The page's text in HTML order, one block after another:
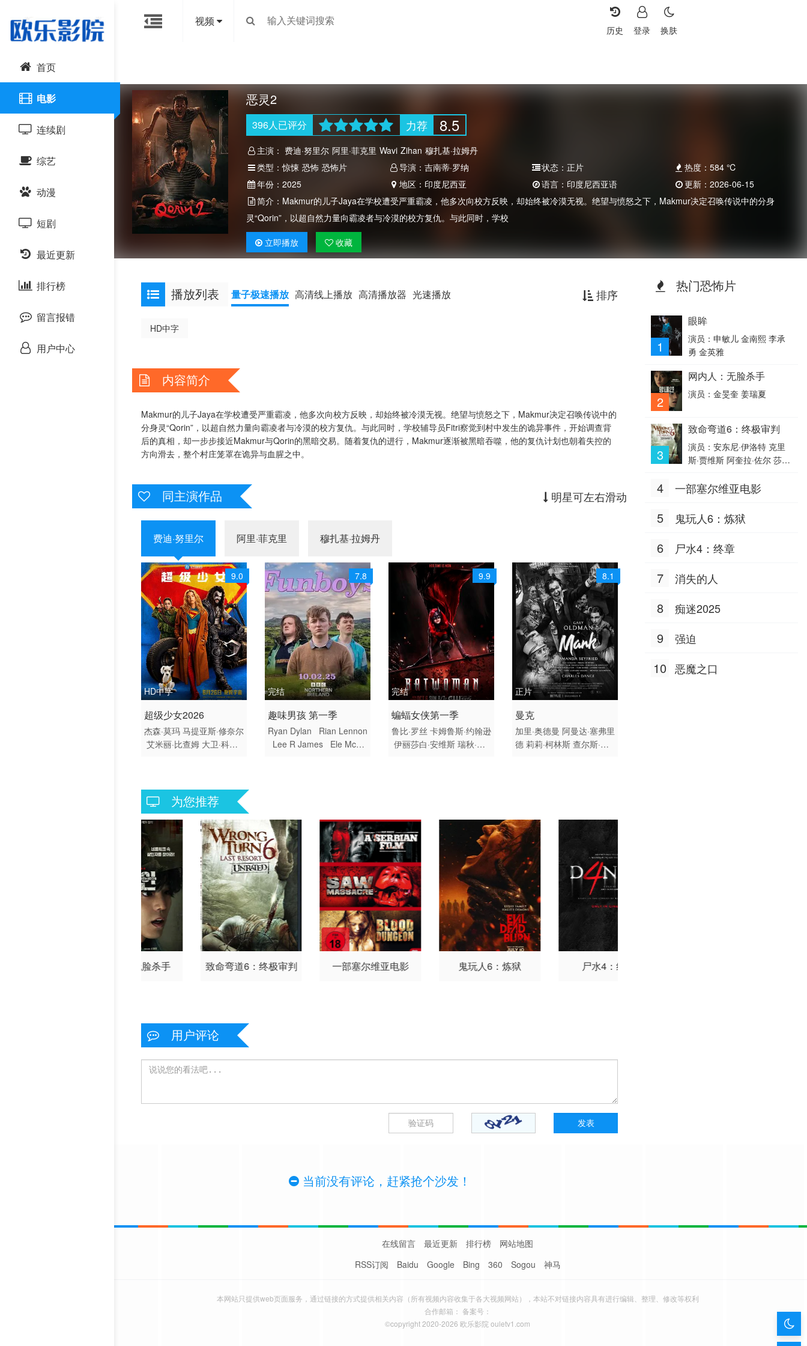
视频
换肤
登录
历史
首页
电影
连续剧
国产剧
港台剧
日韩剧
欧美剧
泰国剧
综艺
大陆综艺
日韩综艺
港台综艺
欧美综艺
动漫
国产动漫
日韩动漫
欧美动漫
短剧
最近更新
排行榜
留言报错
用户中心
恶灵2
396人已评分 力荐 8.5
主演： 费迪·努里尔 阿里·菲克里 Wavi Zihan 穆扎基·拉姆丹
类型：惊悚 恐怖 恐怖片 导演：吉南蒂·罗纳 状态：正片 热度： 584℃
年份： 2025 地区： 印度尼西亚 语言： 印度尼西亚语 更新： 2026-06-15
简介： Makmur的儿子Jaya在学校遭受严重霸凌，他多次向校方反映，却始终被冷漠无视。绝望与愤怒之下，Makmur决定召唤传说中的分身
灵“Qorin”，以超自然力量向霸凌者与冷漠的校方复仇。与此同时，学校
立即播放 收藏
播放列表 排序
量子极速播放 高清线上播放 高清播放器 光速播放
HD中字
内容简介
Makmur的儿子Jaya在学校遭受严重霸凌，他多次向校方反映，却始终被冷漠无视。绝望与愤怒之下，Makmur决定召唤传说中的
分身灵“Qorin”，以超自然力量向霸凌者与冷漠的校方复仇。与此同时，学校辅导员Fitri察觉到村中发生的诡异事件，开始调查背
后的真相，却一步步接近Makmur与Qorin的黑暗交易。随着复仇的进行，Makmur逐渐被黑暗吞噬，他的复仇计划也朝着失控的
方向滑去，整个村庄笼罩在诡异与血腥之中。
同主演作品 明星可左右滑动
费迪·努里尔 阿里·菲克里 穆扎基·拉姆丹
9.0
HD中字
2026 / 美国 / 英语
美国 动作
超级少女2026
杰森·莫玛 马提亚斯·修奈尔
艾米丽·比查姆 大卫·科伦
迪南德·金斯利 伊芙·雷德利
7.8
完结
2025 / 英国 / 英语
欧美
趣味男孩 第一季
Ryan Dylan
Rian Lennon
Lee R James
Ele McKe
artin 凡妮莎·伊费迪奥拉
Walter Chigui
Brendan Q
uinn
9.9
完结
2019 / 美国 / 英语
剧情 动作 科幻 犯罪 欧美
蝙蝠女侠第一季
鲁比·罗丝 卡姆鲁斯·约翰逊
伊丽莎白·安维斯 瑞秋·斯
歇尔·摩根
莎琳·费迪南德
杰森·格里菲斯
泰勒·霍奇林
凯蒂·洛茨
加布里埃尔·曼
瑞秋·马休斯
凯瑟琳·麦克纳
马拉
8.1
正片
2020 / 美国 / 英语
剧情 传记
曼克
加里·奥德曼 阿曼达·塞弗里
德 莉莉·柯林斯 查尔斯·丹
艾维·约斯特 亚当·沙皮罗
费迪南德·金斯利
保罗·福克
斯
娜塔莉·丹尼斯·斯皮尔
里克·帕斯夸隆
保罗·卡拉夫
特斯 克里斯蒂安·普伦蒂斯
约翰·李·艾姆斯
金斯顿·凡
尔内斯
克莱格·罗伯特·扬
贾可琳·贝瑟尼
卡米尔·蒙哥
马利 克雷格·韦茨巴赫尔
安妮·汤姆森
达娜·林恩·拜
伦 斯图瓦特·斯科尔顿 克里
斯
为您推荐
网内人：无脸杀手 致命弯道6：终极审判 一部塞尔维亚电影 鬼玩人6：炼狱 尸水4：终章
用户评论
当前没有评论，赶紧抢个沙发！
热门恐怖片
1
眼眸
演员：申敏儿 金南熙 李承
勇 金英雅
2
网内人：无脸杀手
演员：金旻奎 姜瑞夏
3
致命弯道6：终极审判
演员：安东尼·伊洛特 克里
斯·贾维斯 阿奎拉·佐尔 莎蒂
什沃斯 Harry Belcher 乔·贾
斯拉夫·巴瓦诺夫 丹柯·约尔
丹诺夫 Asen Asenov Kicker
尔 卢克·卡森斯
4 一部塞尔维亚电影
5 鬼玩人6：炼狱
6 尸水4：终章
7 消失的人
8 痴迷2025
9 强迫
10 恶魔之口
暗
在线留言 最近更新 排行榜
网站地图
RSS订阅
Baidu Google Bing 360 Sogou 神马
本网站只提供web页面服务，通过链接的方式提供相关内容（所有视频内容收集于各大视频网站），本站不对链接内容具有进行编辑、整理、修改等权利
合作邮箱： 备案号：
©copyright 2020-2026 欧乐影院 ouletv1.com